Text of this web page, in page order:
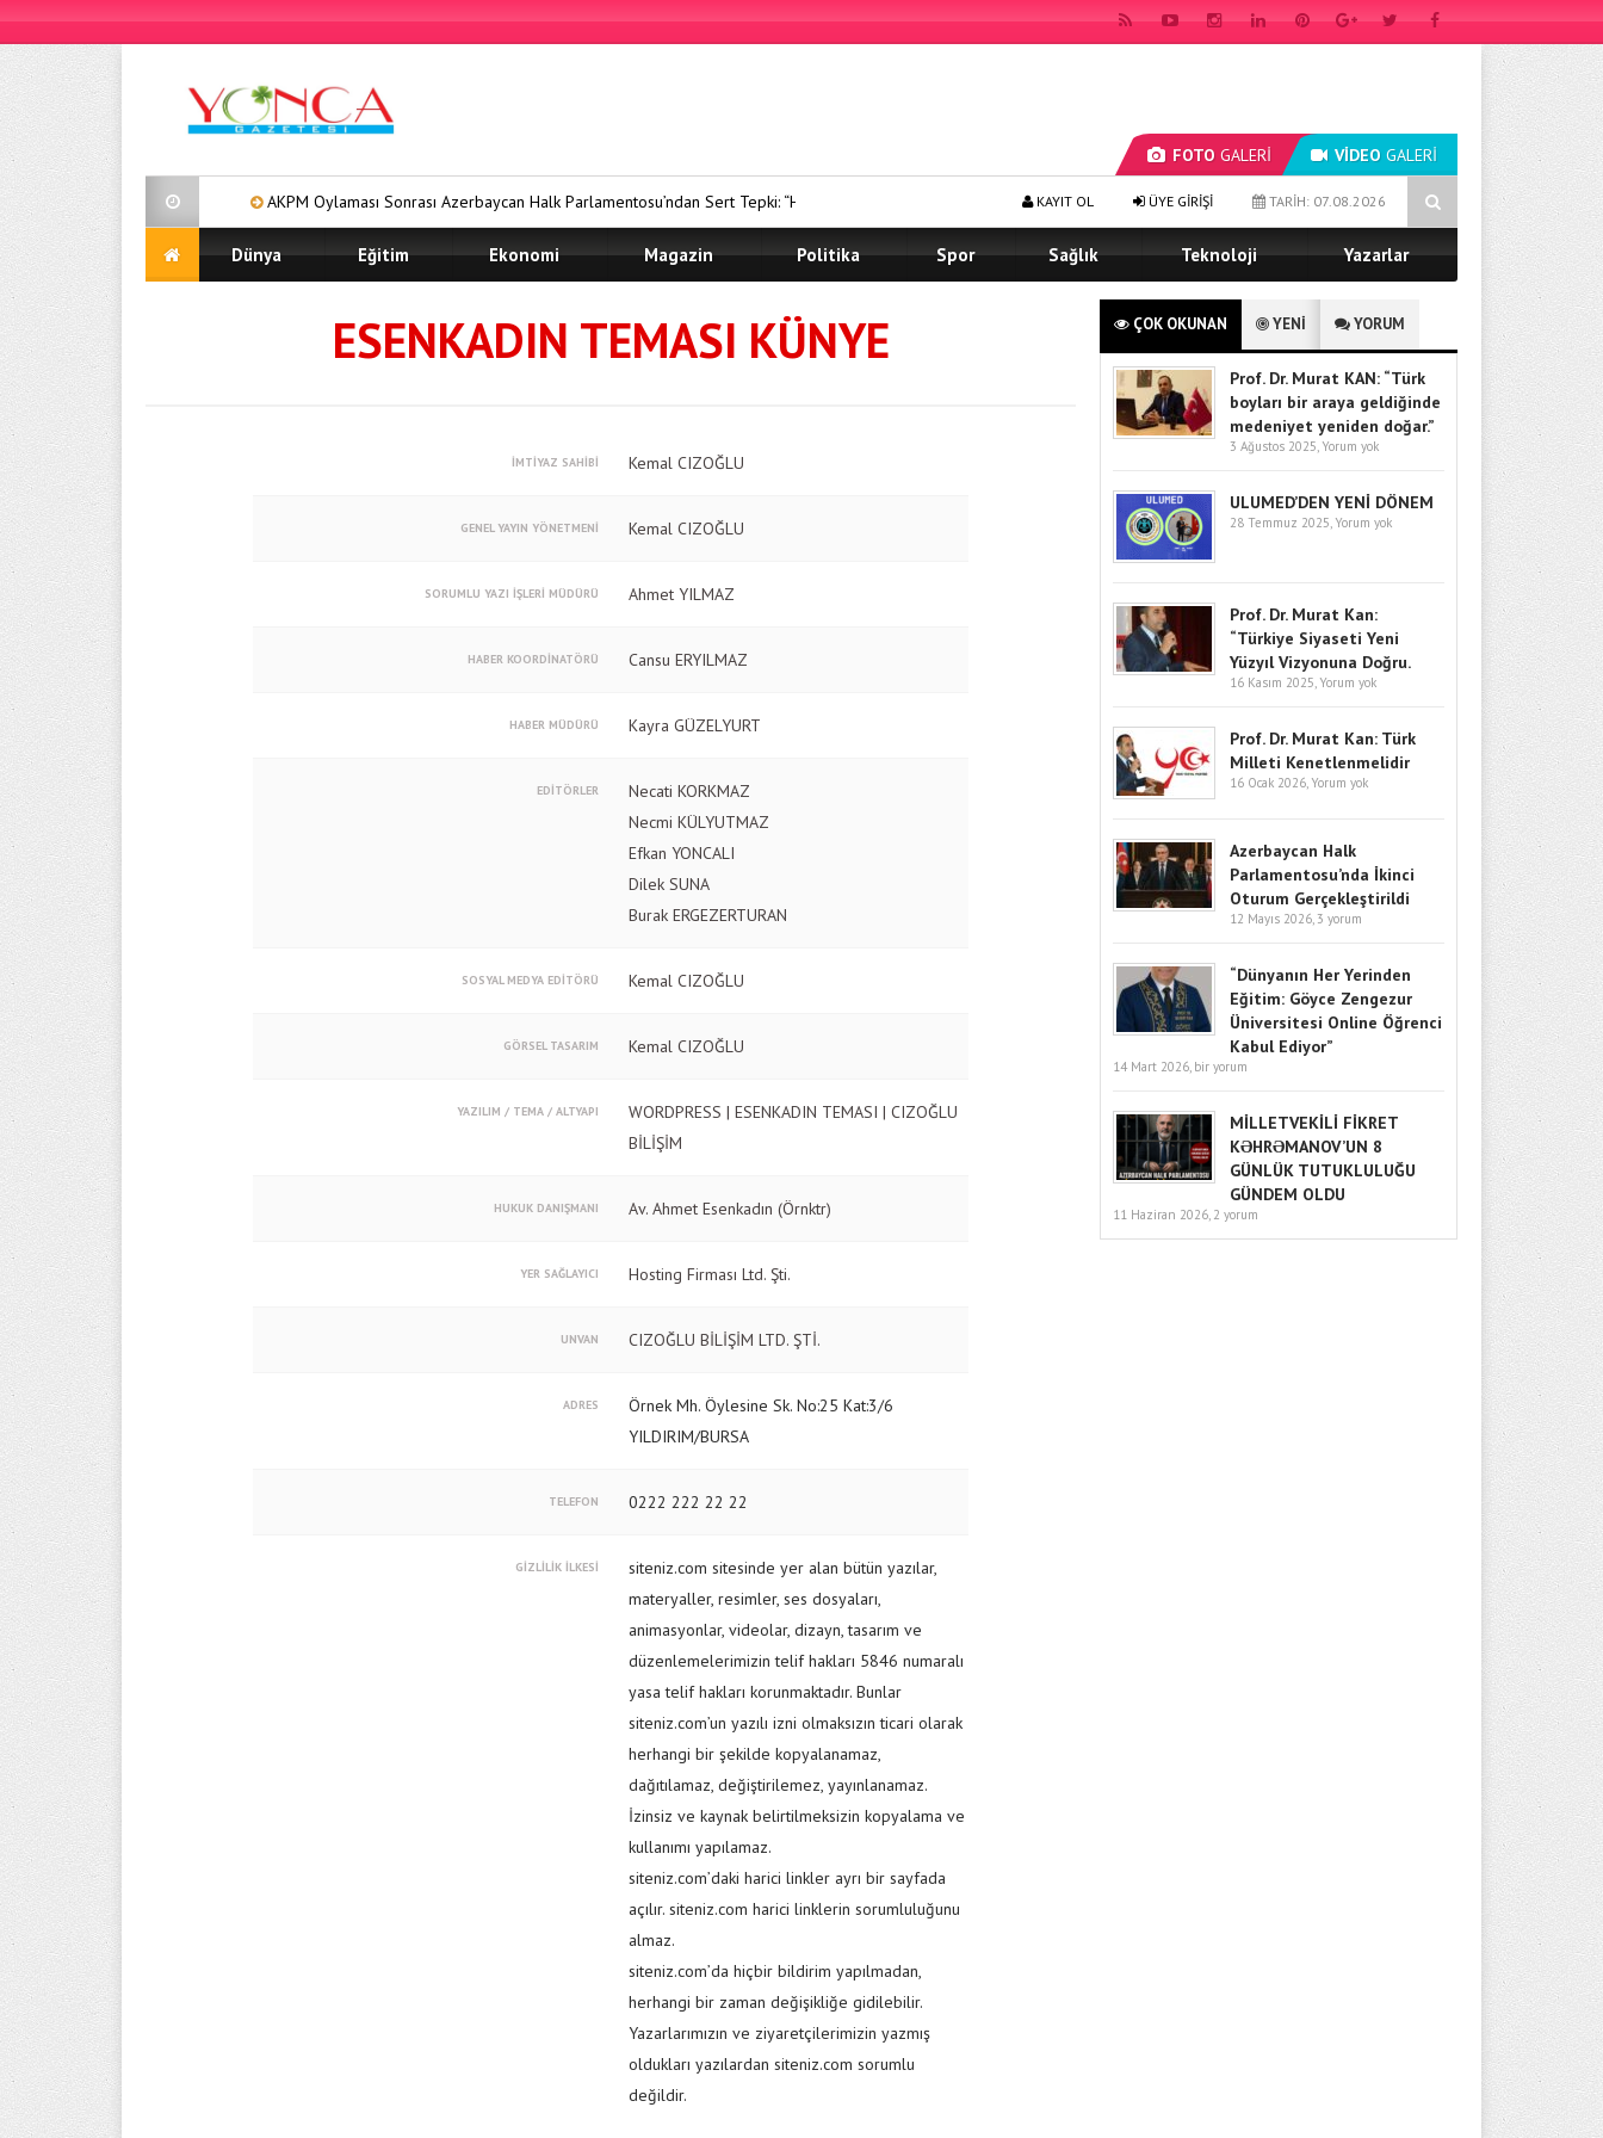
FOTO GALERİ VİDEO GALERİ
AKPM Oylaması Sonrası Azerbaycan Halk Parlamentosu’ndan Sert Tepki: “Hak İhlallerine Göz Yumanları Kınıyoruz” Prof. Dr. Murat Kan, NEW ATLAS INSTITUTE & UNIVERSITY Türk
TARİH: 07.08.2026
ÜYE GİRİŞİ
KAYIT OL
Dünya Eğitim Ekonomi Magazin Politika Spor Sağlık Teknoloji Yazarlar
ESENKADIN TEMASI KÜNYE
İMTİYAZ SAHİBİ Kemal CIZOĞLU
GENEL YAYIN YÖNETMENİ Kemal CIZOĞLU
SORUMLU YAZI İŞLERİ MÜDÜRÜ Ahmet YILMAZ
HABER KOORDİNATÖRÜ Cansu ERYILMAZ
HABER MÜDÜRÜ Kayra GÜZELYURT
EDİTÖRLER
Necati KORKMAZ
Necmi KÜLYUTMAZ
Efkan YONCALI
Dilek SUNA
Burak ERGEZERTURAN
SOSYAL MEDYA EDİTÖRÜ Kemal CIZOĞLU
GÖRSEL TASARIM Kemal CIZOĞLU
YAZILIM / TEMA / ALTYAPI
WORDPRESS | ESENKADIN TEMASI | CIZOĞLU
BİLİŞİM
HUKUK DANIŞMANI Av. Ahmet Esenkadın (Örnktr)
YER SAĞLAYICI Hosting Firması Ltd. Şti.
UNVAN CIZOĞLU BİLİŞİM LTD. ŞTİ.
ADRES
Örnek Mh. Öylesine Sk. No:25 Kat:3/6
YILDIRIM/BURSA
TELEFON 0222 222 22 22
GİZLİLİK İLKESİ
siteniz.com sitesinde yer alan bütün yazılar,
materyaller, resimler, ses dosyaları,
animasyonlar, videolar, dizayn, tasarım ve
düzenlemelerimizin telif hakları 5846 numaralı
yasa telif hakları korunmaktadır. Bunlar
siteniz.com’un yazılı izni olmaksızın ticari olarak
herhangi bir şekilde kopyalanamaz,
dağıtılamaz, değiştirilemez, yayınlanamaz.
İzinsiz ve kaynak belirtilmeksizin kopyalama ve
kullanımı yapılamaz.
siteniz.com’daki harici linkler ayrı bir sayfada
açılır. siteniz.com harici linklerin sorumluluğunu
almaz.
siteniz.com’da hiçbir bildirim yapılmadan,
herhangi bir zaman değişikliğe gidilebilir.
Yazarlarımızın ve ziyaretçilerimizin yazmış
oldukları yazılardan siteniz.com sorumlu
değildir.
ÇOK OKUNAN YENİ YORUM
Prof. Dr. Murat KAN: “Türk
boyları bir araya geldiğinde
medeniyet yeniden doğar.”
3 Ağustos 2025, Yorum yok
ULUMED’DEN YENİ DÖNEM
28 Temmuz 2025, Yorum yok
Prof. Dr. Murat Kan:
“Türkiye Siyaseti Yeni
Yüzyıl Vizyonuna Doğru.
16 Kasım 2025, Yorum yok
Prof. Dr. Murat Kan: Türk
Milleti Kenetlenmelidir
16 Ocak 2026, Yorum yok
Azerbaycan Halk
Parlamentosu’nda İkinci
Oturum Gerçekleştirildi
12 Mayıs 2026, 3 yorum
“Dünyanın Her Yerinden
Eğitim: Göyce Zengezur
Üniversitesi Online Öğrenci
Kabul Ediyor”
14 Mart 2026, bir yorum
MİLLETVEKİLİ FİKRET
KƏHRƏMANOV’UN 8
GÜNLÜK TUTUKLULUĞU
GÜNDEM OLDU
11 Haziran 2026, 2 yorum